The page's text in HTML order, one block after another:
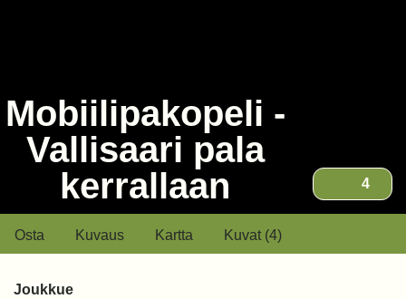
Mobiilipakopeli -
Vallisaari pala
kerrallaan
4Mobiilipakopeli - Vallisaari pala kerrallaan
Osta Kuvaus Kartta Kuvat (4)
Joukkue